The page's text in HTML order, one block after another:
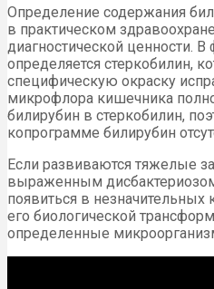
Определение содержания
в практическом
диагностической ценности. В
определяется стеркобилин,
специфическую окраску
микрофлора кишечника
билирубин в стеркобилин,
копрограмме билирубин
Если развиваются тяжелые
выраженным
появиться в незначительных
его биологической
определенные